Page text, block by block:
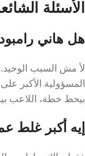
الأسئلة
هل هاني
لأ مش السبب
المسؤولية الأكبر
بيحط خطة، اللاعب
إيه أكبر غلط